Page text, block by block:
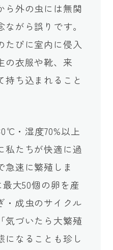
ら外の虫には無関
がら誤りです。
たびに室内に侵入
の衣服や靴、来
ち込まれること
・湿度70%以上
私たちが快適に過
急速に繁殖しま
大50個の卵を産
・成虫のサイクル
気づいたら大繁殖
になることも珍し